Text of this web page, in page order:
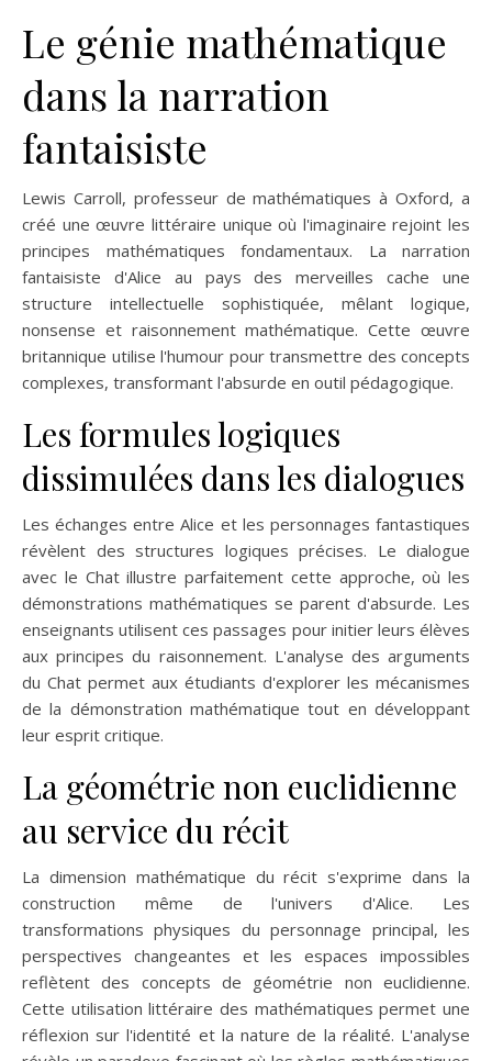
Le génie mathématique
dans la narration
fantaisiste
Lewis Carroll, professeur de mathématiques à Oxford, a
créé une œuvre littéraire unique où l'imaginaire rejoint les
principes mathématiques fondamentaux. La narration
fantaisiste d'Alice au pays des merveilles cache une
structure intellectuelle sophistiquée, mêlant logique,
nonsense et raisonnement mathématique. Cette œuvre
britannique utilise l'humour pour transmettre des concepts
complexes, transformant l'absurde en outil pédagogique.
Les formules logiques
dissimulées dans les dialogues
Les échanges entre Alice et les personnages fantastiques
révèlent des structures logiques précises. Le dialogue
avec le Chat illustre parfaitement cette approche, où les
démonstrations mathématiques se parent d'absurde. Les
enseignants utilisent ces passages pour initier leurs élèves
aux principes du raisonnement. L'analyse des arguments
du Chat permet aux étudiants d'explorer les mécanismes
de la démonstration mathématique tout en développant
leur esprit critique.
La géométrie non euclidienne
au service du récit
La dimension mathématique du récit s'exprime dans la
construction même de l'univers d'Alice. Les
transformations physiques du personnage principal, les
perspectives changeantes et les espaces impossibles
reflètent des concepts de géométrie non euclidienne.
Cette utilisation littéraire des mathématiques permet une
réflexion sur l'identité et la nature de la réalité. L'analyse